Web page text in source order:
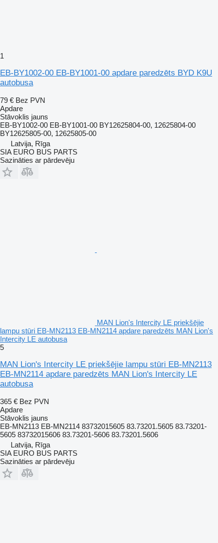
1
EB-BY1002-00 EB-BY1001-00 apdare paredzēts BYD K9U
autobusa
79 € Bez PVN
Apdare
Stāvoklis jauns
EB-BY1002-00 EB-BY1001-00 BY12625804-00, 12625804-00
BY12625805-00, 12625805-00
Latvija, Rīga
SIA EURO BUS PARTS
Sazināties ar pārdevēju
MAN Lion's Intercity LE priekšējie
lampu stūri EB-MN2113 EB-MN2114 apdare paredzēts MAN Lion's
Intercity LE autobusa
5
MAN Lion's Intercity LE priekšējie lampu stūri EB-MN2113
EB-MN2114 apdare paredzēts MAN Lion's Intercity LE
autobusa
365 € Bez PVN
Apdare
Stāvoklis jauns
EB-MN2113 EB-MN2114 83732015605 83.73201.5605 83.73201-
5605 83732015606 83.73201-5606 83.73201.5606
Latvija, Rīga
SIA EURO BUS PARTS
Sazināties ar pārdevēju